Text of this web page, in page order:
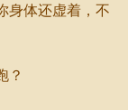
体还虚着，不
？